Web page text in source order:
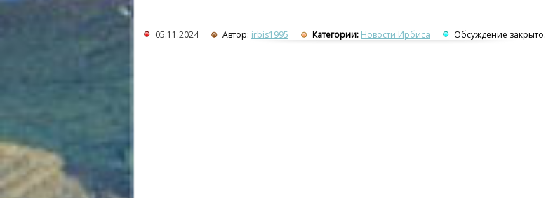
05.11.2024 Автор: irbis1995 Категории: Новости Ирбиса Обсуждение закрыто.